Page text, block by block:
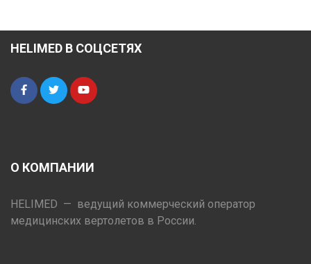
HELIMED В СОЦСЕТЯХ
О КОМПАНИИ
HELIMED — ведущий коммерческий оператор
медицинских вертолетов в России.